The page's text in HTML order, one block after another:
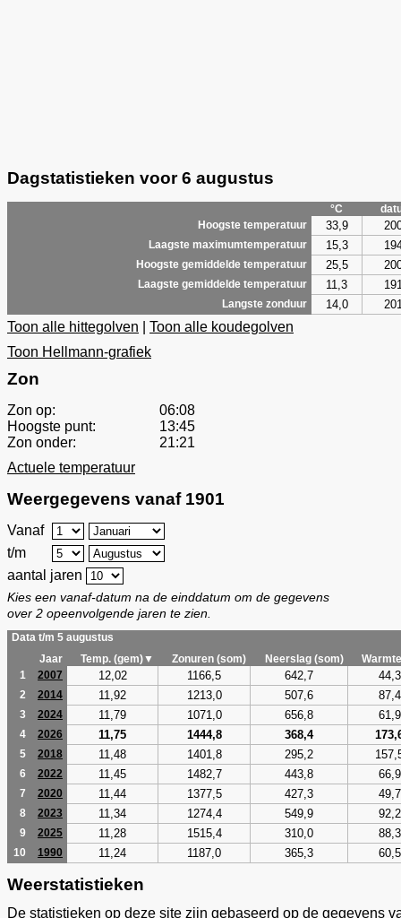
Dagstatistieken voor 6 augustus
°C
Hoogste temperatuur
33,9
Laagste maximumtemperatuur 15,3
Hoogste gemiddelde temperatuur 25,5
Laagste gemiddelde temperatuur 11,3
Langste zonduur 14,0
Toon alle hittegolven
Toon alle koudegolven
Toon Hellmann-grafiek
Zon
Zon op:
06:08
Hoogste punt:
13:45
Zon onder:
21:21
Actuele temperatuur
Weergegevens vanaf 1901
Vanaf
t/m
aantal jaren
Kies een vanaf-datum na de einddatum om de gegevens
over 2 opeenvolgende jaren te zien.
Data t/m 5 augustus
Jaar
Temp. (gem)▼ Zonuren (som) Neerslag (som)
1
2007 12,02 1166,5 642,7 44,3
2 2014 11,92 1213,0 507,6 87,4
3 2024 11,79 1071,0 656,8 61,9
4 2026 11,75 1444,8 368,4
5 2018 11,48 1401,8 295,2
6 2022 11,45 1482,7 443,8 66,9
7 2020 11,44 1377,5 427,3 49,7
8 2023 11,34 1274,4 549,9 92,2
9 2025 11,28 1515,4 310,0 88,3
10 1990 11,24 1187,0 365,3 60,5
Weerstatistieken
De statistieken op deze site zijn gebaseerd op de gegevens